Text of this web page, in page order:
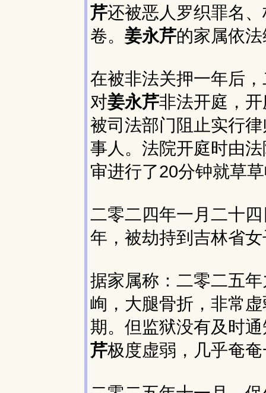
芹还被恶人罗织罪名
卷。 姜永芹的家属依
在被非法关押一年后
对姜永芹非法开庭，
被司法部门阻止实行
事人。法院开庭时由
审进行了20分钟就草
二零二四年一月二十
年，被劫持到吉林省
据家属称：二零二五
峋，大腿骨折，非常
期。但监狱没有及时
芹极度虚弱，几乎奄